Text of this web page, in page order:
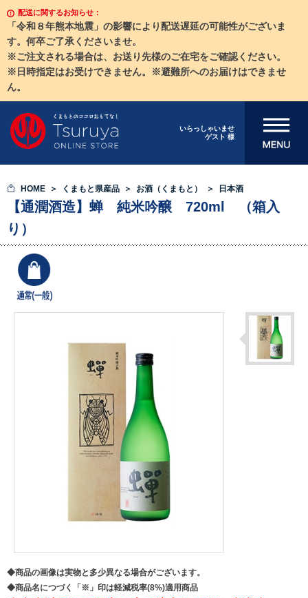
配送に関するお知らせ：
「令和８年熊本地震」の影響により配送遅延の可能性がございま
す。何卒ご了承くださいませ。
※ご注文される場合は、お送り先様のご在宅をご確認ください。
※日時指定はお受けできません。※避難所へのお届けはできませ
ん。
いらっしゃいませ
ゲスト 様
メニューを開
HOME くまもと県産品 お酒（くまもと） 日本酒
【通潤酒造】蝉 純米吟醸 720ml （箱入
り）
◆商品の画像は実物と多少異なる場合がございます。
◆商品名につづく「※」印は軽減税率(8%)適用商品